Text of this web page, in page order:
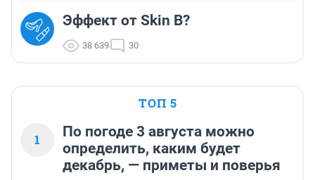
Эффект от Skin B?
38 639 30
ТОП 5
1
По погоде 3 августа можно
определить, каким будет
декабрь, — приметы и поверья